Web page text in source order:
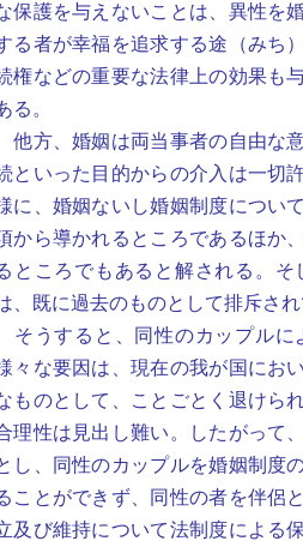
保護を与えないことは、異性を
る者が幸福を追求する途（みち
権などの重要な法律上の効果も
る。
他方、婚姻は両当事者の自由な
といった目的からの介入は一切
に、婚姻ないし婚姻制度につい
から導かれるところであるほか
ところでもあると解される。
、既に過去のものとして排斥され
そうすると、同性のカップルに
々な要因は、現在の我が国にお
ものとして、ことごとく退けら
理性は見出し難い。したがって
し、同性のカップルを婚姻制度
ことができず、同性の者を伴侶
及び維持について法制度による